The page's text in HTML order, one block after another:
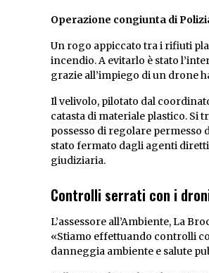
Operazione congiunta di
Un rogo appiccato tra i rifiuti
incendio. A evitarlo è stato
grazie all’impiego di un drone
Il velivolo, pilotato dal
catasta di materiale plastico. Si
possesso di regolare permesso
stato fermato dagli agenti
giudiziaria.
Controlli serrati con i
L’assessore all’Ambiente, La
«Stiamo effettuando controlli
danneggia ambiente e salute